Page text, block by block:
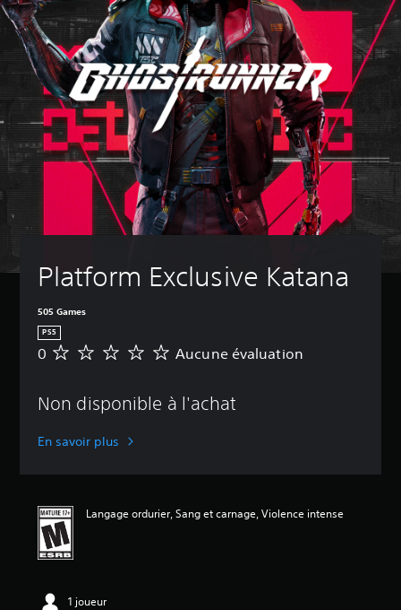
Platform Exclusive Katana
505 Games
PS5
A
u
e
é
u
a
t
i
0 Aucune évaluation
Non disponible à l'achat
En savoir plus
Langage ordurier, Sang et carnage, Violence intense
1 joueur